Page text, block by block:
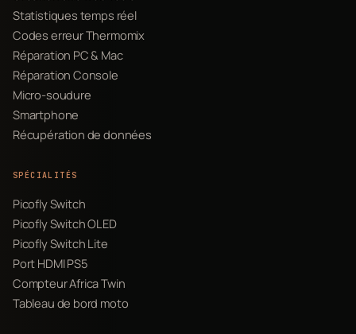
Statistiques temps réel
Codes erreur Thermomix
Réparation PC & Mac
Réparation Console
Micro-soudure
Smartphone
Récupération de données
SPÉCIALITÉS
Picofly Switch
Picofly Switch OLED
Picofly Switch Lite
Port HDMI PS5
Compteur Africa Twin
Tableau de bord moto